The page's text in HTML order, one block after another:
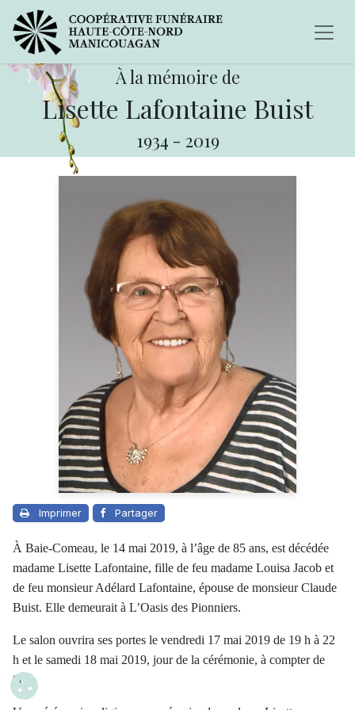
À la mémoire de
Lisette Lafontaine Buist
1934 - 2019
Imprimer Partager
À Baie-Comeau, le 14 mai 2019, à l’âge de 85 ans, est décédée
madame Lisette Lafontaine, fille de feu madame Louisa Jacob et
de feu monsieur Adélard Lafontaine, épouse de monsieur Claude
Buist. Elle demeurait à L’Oasis des Pionniers.
Le salon ouvrira ses portes le vendredi 17 mai 2019 de 19 h à 22
h et le samedi 18 mai 2019, jour de la cérémonie, à compter de
9h.